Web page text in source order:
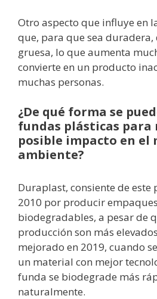
Otro aspecto que influye en
que, para que sea duradera,
gruesa, lo que aumenta
convierte en un producto
muchas personas.
¿De qué forma se
fundas plásticas para
posible impacto en el
ambiente?
Duraplast, consiente de este
2010 por producir
biodegradables, a pesar de
producción son más
mejorado en 2019, cuando
un material con mejor
funda se biodegrade más
naturalmente.